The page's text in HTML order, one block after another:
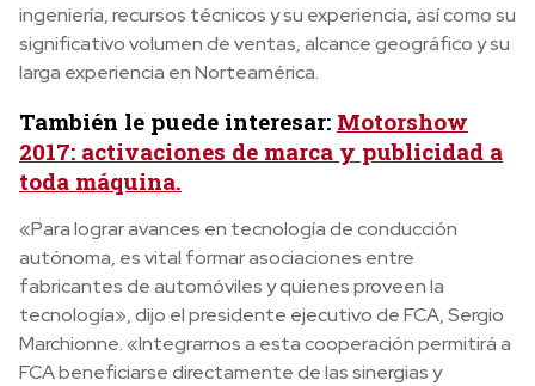
ingeniería, recursos técnicos y su experiencia, así como su
significativo volumen de ventas, alcance geográfico y su
larga experiencia en Norteamérica.
También le puede interesar: Motorshow
2017: activaciones de marca y publicidad a
toda máquina.
«Para lograr avances en tecnología de conducción
autónoma, es vital formar asociaciones entre
fabricantes de automóviles y quienes proveen la
tecnología», dijo el presidente ejecutivo de FCA, Sergio
Marchionne. «Integrarnos a esta cooperación permitirá a
FCA beneficiarse directamente de las sinergias y